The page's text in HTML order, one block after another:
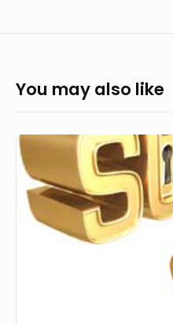
You may also like
Jalan
Menuju
Kesuksesan